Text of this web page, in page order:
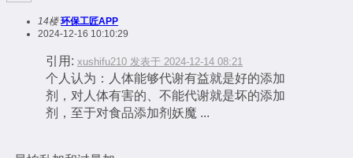
14楼 环保工匠APP
2024-12-16 10:10:29
引用: xushifu210 发表于 2024-12-14 08:21
个人认为：人体能够代谢有益就是好的添加
剂，对人体有害的、不能代谢就是坏的添加
剂，至于对食品添加剂妖魔 ...